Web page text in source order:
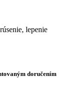
lepenie
doručením